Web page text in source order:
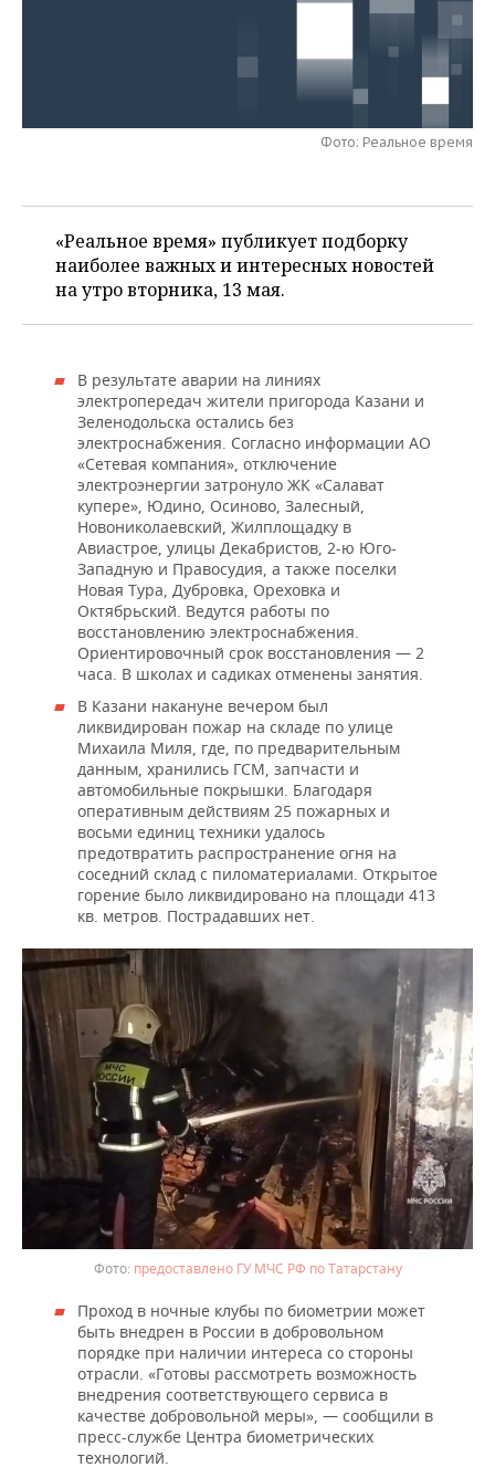
ONLINE-КОНФЕРЕНЦИИ
ОТКРЫТАЯ ЛЕКЦИЯ
ХОККЕЙ
БАСКЕТБОЛ
КИБЕРСПОРТ
ФИГУРНОЕ КАТАНИЕ
ВОДНЫЕ ВИДЫ СПОРТА
ХОККЕЙ С МЯЧОМ
ВЛАСТЬ
ИНФРАСТРУКТУРА
КУЛЬТУРА
МЕДИЦИНА
ОБРАЗОВАНИЕ
ПРОИСШЕСТВИЯ
СЮЖЕТЫ
СПРАВОЧНИК
СПИСОК КОМПАНИЙ
Фото: Реальное время
«Реальное время» публикует подборку
наиболее важных и интересных новостей
на утро вторника, 13 мая.
В результате аварии на линиях
электропередач жители пригорода Казани и
Зеленодольска остались без
электроснабжения. Согласно информации АО
«Сетевая компания», отключение
электроэнергии затронуло ЖК «Салават
купере», Юдино, Осиново, Залесный,
Новониколаевский, Жилплощадку в
Авиастрое, улицы Декабристов, 2-ю Юго-
Западную и Правосудия, а также поселки
Новая Тура, Дубровка, Ореховка и
Октябрьский. Ведутся работы по
восстановлению электроснабжения.
Ориентировочный срок восстановления — 2
часа. В школах и садиках отменены занятия.
В Казани накануне вечером был
ликвидирован пожар на складе по улице
Михаила Миля, где, по предварительным
данным, хранились ГСМ, запчасти и
автомобильные покрышки. Благодаря
оперативным действиям 25 пожарных и
восьми единиц техники удалось
предотвратить распространение огня на
соседний склад с пиломатериалами. Открытое
горение было ликвидировано на площади 413
кв. метров. Пострадавших нет.
предоставлено ГУ МЧС РФ по Татарстану
Проход в ночные клубы по биометрии может
быть внедрен в России в добровольном
порядке при наличии интереса со стороны
отрасли. «Готовы рассмотреть возможность
внедрения соответствующего сервиса в
качестве добровольной меры», — сообщили в
пресс-службе Центра биометрических
технологий.